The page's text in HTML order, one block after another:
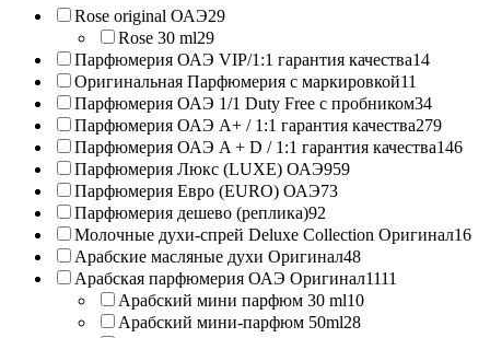
Rose original ОАЭ29
Rose 30 ml29
Парфюмерия ОАЭ VIP/1:1 гарантия качества14
Оригинальная Парфюмерия с маркировкой11
Парфюмерия ОАЭ 1/1 Duty Free с пробником34
Парфюмерия ОАЭ A+ / 1:1 гарантия качества279
Парфюмерия ОАЭ A + D / 1:1 гарантия качества146
Парфюмерия Люкс (LUXE) ОАЭ959
Парфюмерия Евро (EURO) ОАЭ73
Парфюмерия дешево (реплика)92
Молочные духи-спрей Deluxe Collection Оригинал16
Арабские масляные духи Оригинал48
Арабская парфюмерия ОАЭ Оригинал1111
Арабский мини парфюм 30 ml10
Арабский мини-парфюм 50ml28